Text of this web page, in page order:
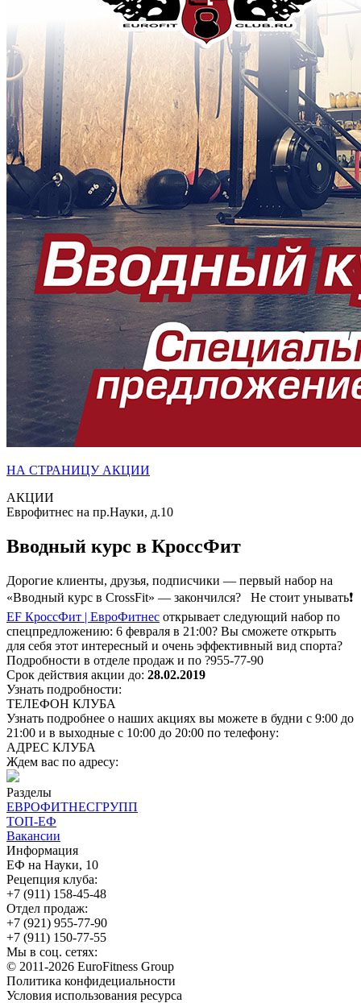
НА СТРАНИЦУ АКЦИИ
АКЦИИ
Еврофитнес на пр.Науки, д.10
Вводный курс в КроссФит
Дорогие клиенты, друзья, подписчики — первый набор на
«Вводный курс в CrossFit» — закончился? Не стоит унывать❗
EF КроссФит | ЕвроФитнес открывает следующий набор по
спецпредложению: 6 февраля в 21:00? Вы сможете открыть
для себя этот интересный и очень эффективный вид спорта?
Подробности в отделе продаж и по ?955-77-90
Срок действия акции до: 28.02.2019
Узнать подробности:
ТЕЛЕФОН КЛУБА
Узнать подробнее о наших акциях вы можете в будни с 9:00 до
21:00 и в выходные с 10:00 до 20:00 по телефону:
АДРЕС КЛУБА
Ждем вас по адресу:
Разделы
ЕВРОФИТНЕСГРУПП
ТОП-ЕФ
Вакансии
Информация
ЕФ на Науки, 10
Рецепция клуба:
+7 (911) 158-45-48
Отдел продаж:
+7 (921) 955-77-90
+7 (911) 150-77-55
Мы в соц. сетях:
© 2011-2026 EuroFitness Group
Политика конфидециальности
Условия использования ресурса